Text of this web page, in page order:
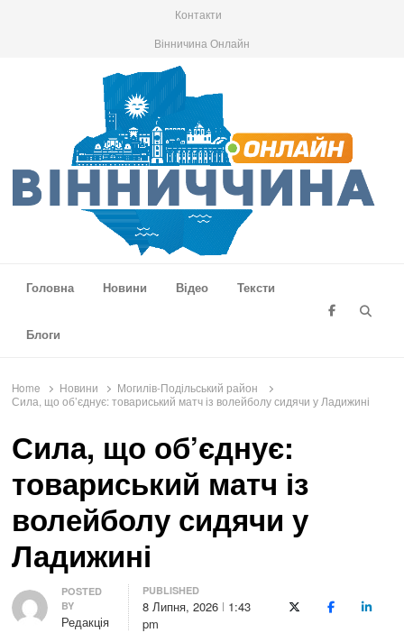
Контакти
Вінничина Онлайн
Головна
Новини Відео Тексти
Блоги
Home Новини
Могилів-Подільський район
Сила, що об’єднує: товариський матч із волейболу сидячи у Ладижині
Сила, що об’єднує:
товариський матч із
волейболу сидячи у
Ладижині
Author
POSTED
BY
Редакція
PUBLISHED
8 Липня, 2026
1:43
pm
X (Twitter)Facebook